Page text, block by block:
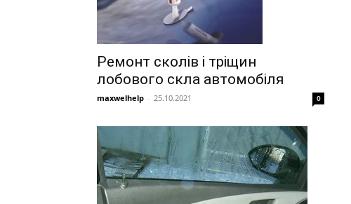
Ремонт сколів і тріщин
лобового скла автомобіля
maxwelhelp - 25.10.2021 0